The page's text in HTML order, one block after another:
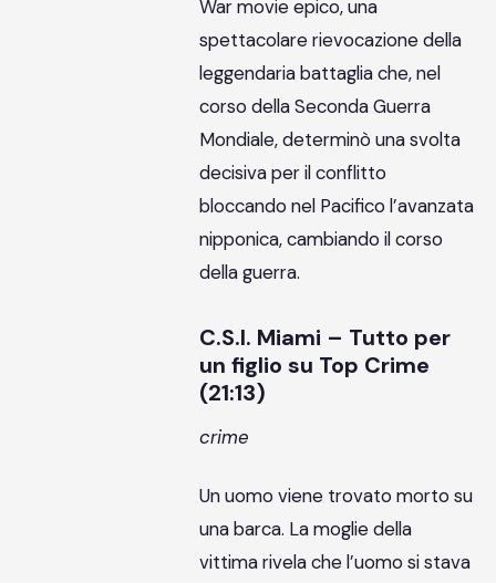
War movie epico, una
spettacolare rievocazione della
leggendaria battaglia che, nel
corso della Seconda Guerra
Mondiale, determinò una svolta
decisiva per il conflitto
bloccando nel Pacifico l’avanzata
nipponica, cambiando il corso
della guerra.
C.S.I. Miami – Tutto per
un figlio su Top Crime
(21:13)
crime
Un uomo viene trovato morto su
una barca. La moglie della
vittima rivela che l’uomo si stava